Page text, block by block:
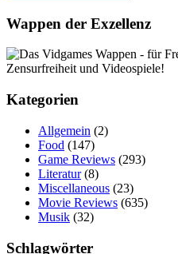
Wappen der Exzellenz
Kategorien
Allgemein (2)
Food (147)
Game Reviews (293)
Literatur(8)
Miscellaneous (23)
Movie Reviews (635)
Musik (32)
Schlagwörter